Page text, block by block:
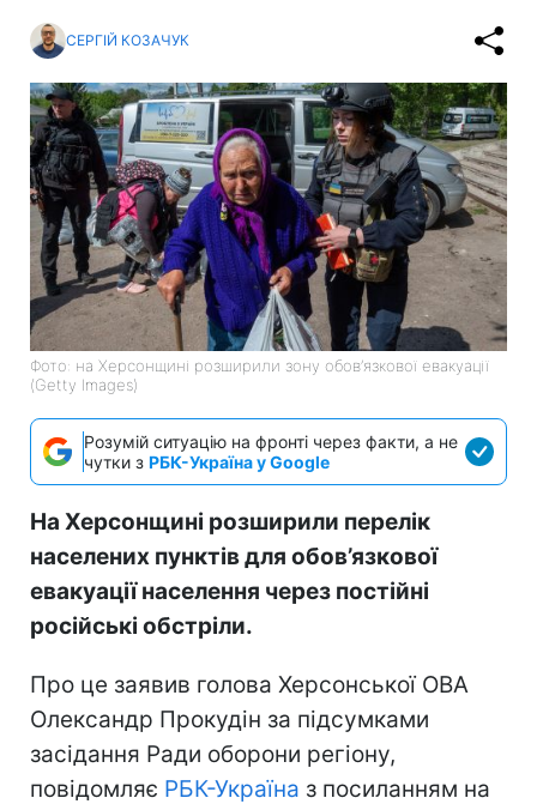
СЕРГІЙ КОЗАЧУК
Фото: на Херсонщині розширили зону обов’язкової евакуації
(Getty Images)
Розумій ситуацію на фронті через факти, а не
чутки з РБК-Україна у Google
На Херсонщині розширили перелік
населених пунктів для обов’язкової
евакуації населення через постійні
російські обстріли.
Про це заявив голова Херсонської ОВА
Олександр Прокудін за підсумками
засідання Ради оборони регіону,
повідомляє РБК-Україна з посиланням на